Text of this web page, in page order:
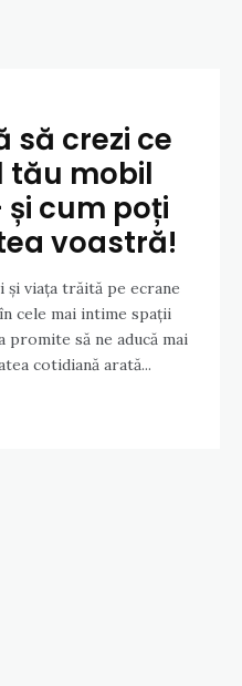
să crezi ce
tău mobil
cum poți
voastră!
viața trăită pe ecrane
cele mai intime spații
să ne aducă mai
cotidiană arată...